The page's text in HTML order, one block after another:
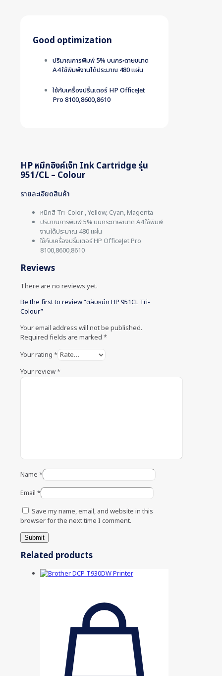
Good optimization
ปริมาณการพิมพ์ 5% บนกระดาษขนาด
A4 ใช้พิมพ์งานได้ประมาณ 480 แผ่น
ใช้กับเครื่องปริ้นเตอร์ HP OfficeJet
Pro 8100,8600,8610
HP หมึกอิงค์เจ็ท Ink Cartridge รุ่น
951/CL – Colour
รายละเอียดสินค้า
หมึกสี Tri-Color , Yellow, Cyan, Magenta
ปริมาณการพิมพ์ 5% บนกระดาษขนาด A4 ใช้พิมพ์
งานได้ประมาณ 480 แผ่น
ใช้กับเครื่องปริ้นเตอร์ HP OfficeJet Pro
8100,8600,8610
Reviews
There are no reviews yet.
Be the first to review “ตลับหมึก HP 951CL Tri-
Colour”
Your email address will not be published.
Required fields are marked *
Your rating *
Your review*
Name *
Email *
Save my name, email, and website in this
browser for the next time I comment.
Related products